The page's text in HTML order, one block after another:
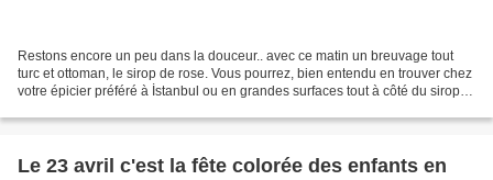
Restons encore un peu dans la douceur.. avec ce matin un breuvage tout
turc et ottoman, le sirop de rose. Vous pourrez, bien entendu en trouver chez
votre épicier préféré à İstanbul ou en grandes surfaces tout à côté du sirop
Le 23 avril c'est la fête colorée des enfants en